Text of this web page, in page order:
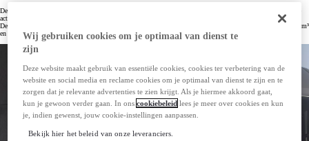
De grotere Toyota Proace heeft niet alleen een nieuw uiterlijk, maar ook een nieuwe naam: Proace Worker. De
actieradius van de nieuwe Toyota Proace Worker is met 20 kilometer toegenomen tot 350 kilometer (WLTP).
De Proace Worker heeft een laadcapaciteit die bij zijn prestaties past: dit model biedt een laadvolume tot 6,6 m³
en het grootste laadvermogen in zijn klasse.
Wij gebruiken cookies om je optimaal van dienst te
zijn
Deze website maakt gebruik van essentiële cookies, cookies ter verbetering van de
website en social media en reclame cookies om je optimaal van dienst te zijn en te
zorgen dat je relevante advertenties te zien krijgt. Als je hiermee akkoord gaat,
kun je gewoon verder gaan. In onscookiebeleid lees je meer over cookies en kun
je, indien gewenst, jouw cookie-instellingen aanpassen.
Bekijk hier het beleid van onze leveranciers.